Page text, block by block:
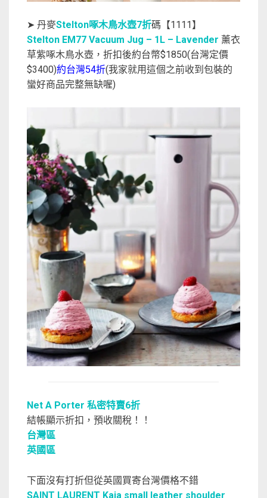
➤ 丹麥Stelton啄木鳥水壺7折碼【1111】
Stelton EM77 Vacuum Jug – 1L – Lavender 薰衣
草紫啄木鳥水壺，折扣後約台幣$1850(台灣定價
$3400)約台灣54折(我家就用這個之前收到包裝的
蠻好商品完整無缺喔)
Net A Porter 私密特賣6折
結帳顯示折扣，預收關稅！！
台灣區
英國區
下面沒有打折但從英國買寄台灣價格不錯
SAINT LAURENT Kaia small leather shoulder